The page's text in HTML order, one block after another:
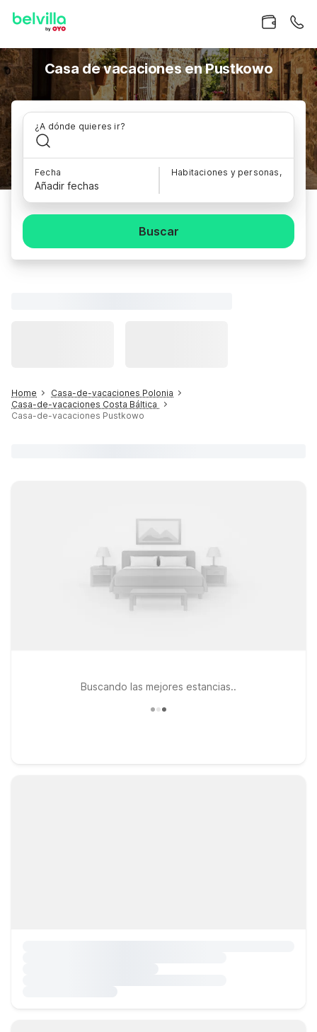
Casa de vacaciones en Pustkowo
¿A dónde quieres ir?
Fecha
Añadir fechas
Habitaciones y personas,
Buscar
Home
Casa-de-vacaciones Polonia
Casa-de-vacaciones Costa Báltica
Casa-de-vacaciones Pustkowo
Buscando las mejores estancias..